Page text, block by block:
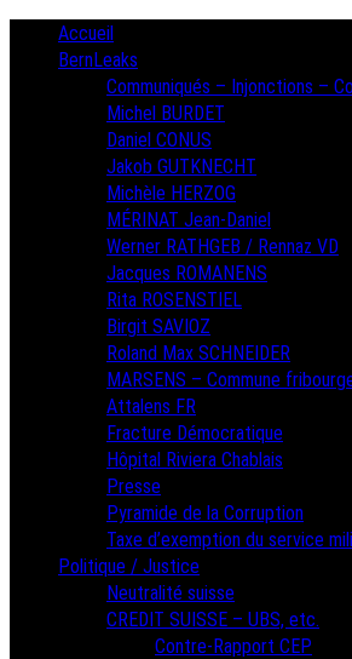
PrimaryAccueil
BernLeaks
Communiqués – Injonctions –
Michel BURDET
Daniel CONUS
Jakob GUTKNECHT
Michèle HERZOG
MÉRINAT Jean-Daniel
Werner RATHGEB / Rennaz VD
Jacques ROMANENS
Rita ROSENSTIEL
Birgit SAVIOZ
Roland Max SCHNEIDER
MARSENS – Commune
Attalens FR
Fracture Démocratique
Hôpital Riviera Chablais
Presse
Pyramide de la Corruption
Taxe d’exemption du service
Politique / Justice
Neutralité suisse
CREDIT SUISSE – UBS, etc.
Contre-Rapport CEP